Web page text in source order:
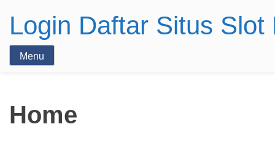
Login Daftar Situs Slot
Menu
Home